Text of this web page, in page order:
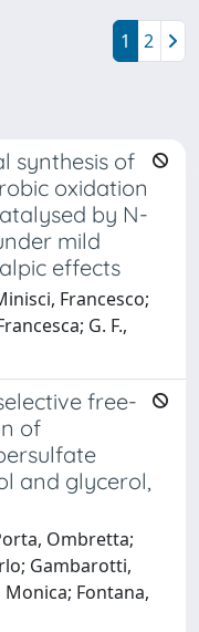
1 2
synthesis of
oxidation
by N-
mild
effects
Francesco;
G. F.,
free-
of
and glycerol,
Ombretta;
Gambarotti,
Fontana,